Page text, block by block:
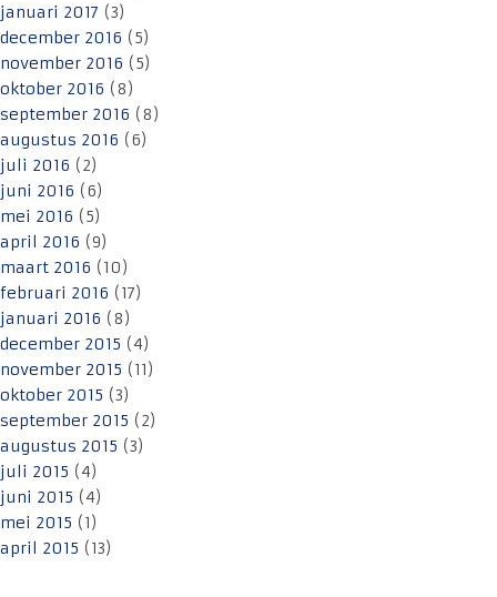
januari 2017 (3)
december 2016 (5)
november 2016 (5)
oktober 2016 (8)
september 2016 (8)
augustus 2016 (6)
juli 2016 (2)
juni 2016 (6)
mei 2016 (5)
april 2016 (9)
maart 2016 (10)
februari 2016 (17)
januari 2016 (8)
december 2015 (4)
november 2015 (11)
oktober 2015 (3)
september 2015 (2)
augustus 2015 (3)
juli 2015 (4)
juni 2015 (4)
mei 2015 (1)
april 2015 (13)